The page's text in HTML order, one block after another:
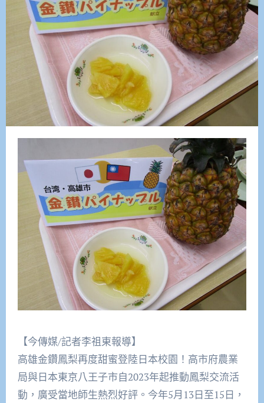
【今傳媒/記者李祖東報導】
高雄金鑽鳳梨再度甜蜜登陸日本校園！高市府農業
局與日本東京八王子市自2023年起推動鳳梨交流活
動，廣受當地師生熱烈好評。今年5月13日至15日，